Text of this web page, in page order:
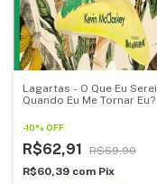
Lagartas - O Que Eu Serei
Quando Eu Me Tornar Eu?
-10% OFF
R$62,91
R$69,90
R$60,39 com Pix